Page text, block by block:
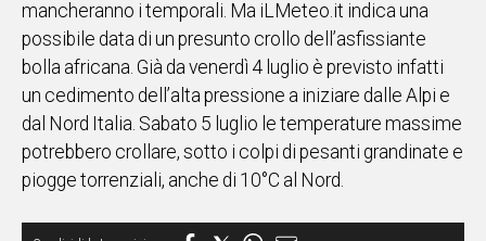
Social
mancheranno i temporali. Ma iLMeteo.it indica una
possibile data di un presunto crollo dell’asfissiante
bolla africana. Già da venerdì 4 luglio è previsto infatti
un cedimento dell’alta pressione a iniziare dalle Alpi e
dal Nord Italia. Sabato 5 luglio le temperature massime
potrebbero crollare, sotto i colpi di pesanti grandinate e
piogge torrenziali, anche di 10°C al Nord.